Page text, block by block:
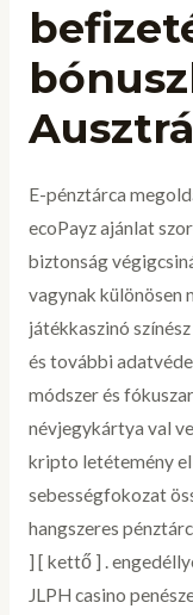
E-pénztárca
ecoPayz ajánlat
biztonság
vagynak különösen
játékkaszinó
és további
módszer és
névjegykártya val
kripto letétemény
sebességfokozat
hangszeres
] [ kettő ] .
JLPH casino